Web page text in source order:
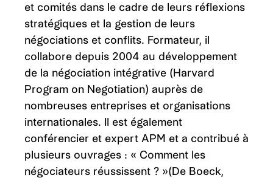
et comités dans le cadre de leurs réflexions
stratégiques et la gestion de leurs
négociations et conflits. Formateur, il
collabore depuis 2004 au développement
de la négociation intégrative (Harvard
Program on Negotiation) auprès de
nombreuses entreprises et organisations
internationales. Il est également
conférencier et expert APM et a contribué à
plusieurs ouvrages : « Comment les
négociateurs réussissent ? »(De Boeck,